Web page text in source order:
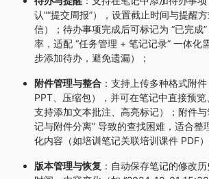
认”“提交周报”），设置截止时间与提醒
信）；待办事项完成后可标记为 “已完成
率，适配 “任务管理 + 笔记记录” 一体化
步添加待办，避免遗漏）；
附件管理与整合 ：支持上传多种格式附件
PPT、压缩包），并可在笔记中直接预
支持添加文本批注、高亮标记）；附件
记与附件分离” 导致的查找困难，适合整
化内容（如培训笔记关联培训课件 PDF）
版本管理与恢复 ：自动保存笔记的修改